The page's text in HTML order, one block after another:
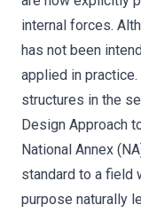
internal forces.
has not been
applied in
structures in the
Design Approach
National Annex
standard to a field
purpose naturally